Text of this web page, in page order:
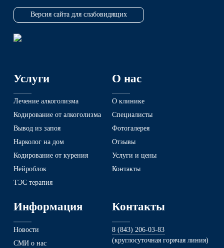
вы ищите проверенную клинику с разумными
ценами и профессиональными докторами?
Наркологический центр «Альтернатива» —
Версия сайта для слабовидящих
Услуги
Лечение алкоголизма
Кодирование от алкоголизма
Вывод из запоя
Нарколог на дом
Кодирование от курения
Нейроблок
ТЭС терапия
О нас
О клинике
Специалисты
Фотогалерея
Отзывы
Услуги и цены
Контакты
Информация
Новости
СМИ о нас
Контакты
8 (843) 206-03-83
(круглосуточная горячая линия)